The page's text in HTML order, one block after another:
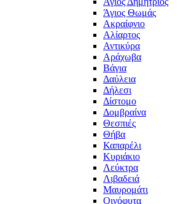
Άγιος Θωμάς
Ακραίφνιο
Αλίαρτος
Αντικύρα
Αράχωβα
Βάγια
Δαύλεια
Δήλεσι
Δίστομο
Δομβραίνα
Θεσπιές
Θήβα
Καπαρέλι
Κυριάκιο
Λεύκτρα
Λιβαδειά
Μαυρομάτι
Οινόφυτα